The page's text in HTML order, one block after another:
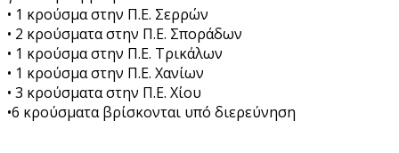
• 1 κρούσμα στην Π.Ε. Σερρών
• 2 κρούσματα στην Π.Ε. Σποράδων
• 1 κρούσμα στην Π.Ε. Τρικάλων
• 1 κρούσμα στην Π.Ε. Χανίων
• 3 κρούσματα στην Π.Ε. Χίου
•6 κρούσματα βρίσκονται υπό διερεύνηση